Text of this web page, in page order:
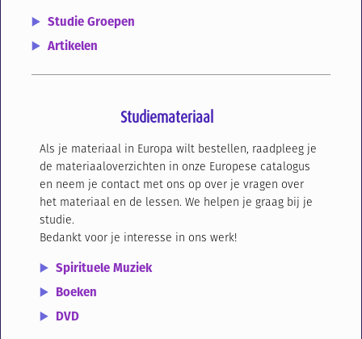
Studie Groepen
Artikelen
Studiemateriaal
Als je materiaal in Europa wilt bestellen, raadpleeg je
de materiaaloverzichten in onze Europese catalogus
en neem je contact met ons op over je vragen over
het materiaal en de lessen. We helpen je graag bij je
studie.
Bedankt voor je interesse in ons werk!
Spirituele Muziek
Boeken
DVD